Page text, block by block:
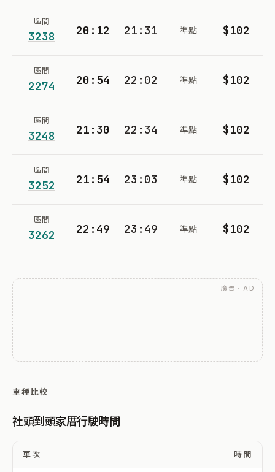
區間
3238 20:12 21:31 準點 $102
區間
2274 20:54 22:02 準點 $102
區間
3248 21:30 22:34 準點 $102
區間
3252 21:54 23:03 準點 $102
區間
3262 22:49 23:49 準點 $102
廣告 · AD
車種比較
社頭到頭家厝行駛時間
車次 時間